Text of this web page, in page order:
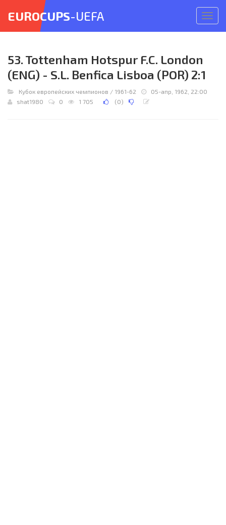
меню
EUROCUPS-UEFA
53. Tottenham Hotspur F.C. London
(ENG) - S.L. Benfica Lisboa (POR) 2:1
Кубок европейских чемпионов / 1961-62
05-апр, 1962, 22:00
shat1980
0 1 705 (0)